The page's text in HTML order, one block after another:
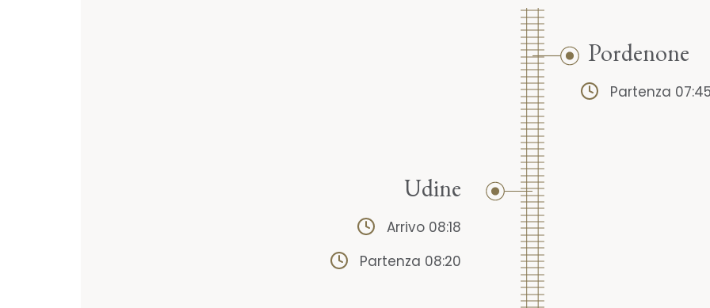
Pordenone
Partenza
Udine
Arrivo 08:18
Partenza 08:20